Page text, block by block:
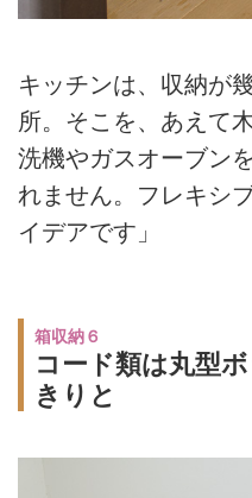
キッチンは、収納が
所。そこを、あえて
洗機やガスオーブン
れません。フレキシ
イデアです」
箱収納６
コード類は丸型
きりと